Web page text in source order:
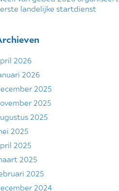
landelijke startdienst
2026
2026
2025
2025
2025
2025
2025
2025
2025
2024